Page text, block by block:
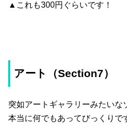
▲これも300円ぐらいです！
アート（Section7）
突如アートギャラリーみたいな
本当に何でもあってびっくりで